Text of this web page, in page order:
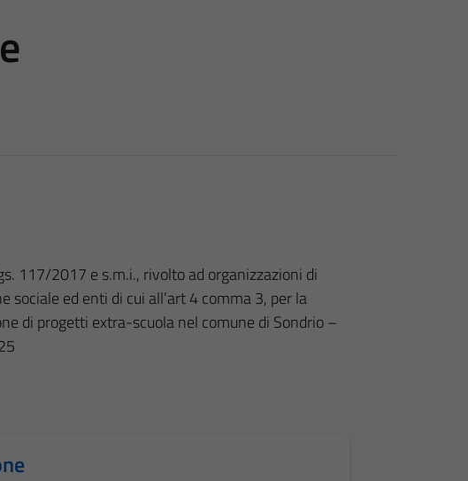
117/2017 e s.m.i., rivolto ad organizzazioni di
sociale ed enti di cui all’art 4 comma 3, per la
di progetti extra-scuola nel comune di Sondrio –